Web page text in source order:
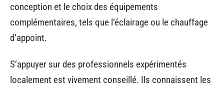
conception et le choix des équipements
complémentaires, tels que l’éclairage ou le chauffage
d’appoint.
S’appuyer sur des professionnels expérimentés
localement est vivement conseillé. Ils connaissent les